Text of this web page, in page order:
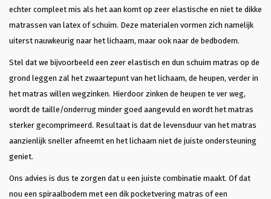
echter compleet mis als het aan komt op zeer elastische en niet te dikke
matrassen van latex of schuim. Deze materialen vormen zich namelijk
uiterst nauwkeurig naar het lichaam, maar ook naar de bedbodem.
Stel dat we bijvoorbeeld een zeer elastisch en dun schuim matras op de
grond leggen zal het zwaartepunt van het lichaam, de heupen, verder in
het matras willen wegzinken. Hierdoor zinken de heupen te ver weg,
wordt de taille/onderrug minder goed aangevuld en wordt het matras
sterker gecomprimeerd. Resultaat is dat de levensduur van het matras
aanzienlijk sneller afneemt en het lichaam niet de juiste ondersteuning
geniet.
Ons advies is dus te zorgen dat u een juiste combinatie maakt. Of dat
nou een spiraalbodem met een dik pocketvering matras of een